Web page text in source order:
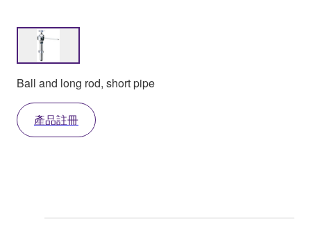
Ball and long rod, short pipe
產品註冊